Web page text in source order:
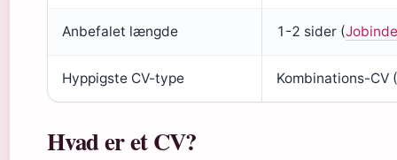
Anbefalet længde 1-2 sider (
Hyppigste CV-type Kombinations-CV (
Hvad er et CV?